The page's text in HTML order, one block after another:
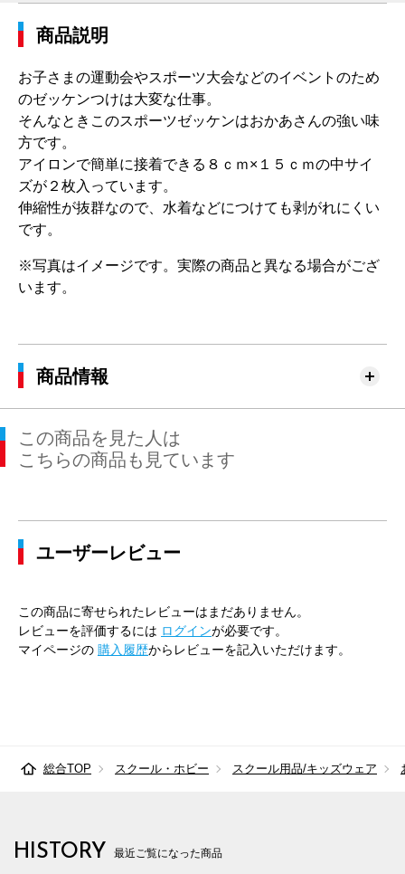
商品説明
お子さまの運動会やスポーツ大会などのイベントのため
のゼッケンつけは大変な仕事。
そんなときこのスポーツゼッケンはおかあさんの強い味
方です。
アイロンで簡単に接着できる８ｃｍ×１５ｃｍの中サイ
ズが２枚入っています。
伸縮性が抜群なので、水着などにつけても剥がれにくい
です。
※写真はイメージです。実際の商品と異なる場合がござ
います。
商品情報
この商品を見た人は
こちらの商品も見ています
ユーザーレビュー
この商品に寄せられたレビューはまだありません。
レビューを評価するには ログインが必要です。
マイページの 購入履歴からレビューを記入いただけます。
総合TOP スクール・ホビー スクール用品/キッズウェア
HISTORY 最近ご覧になった商品